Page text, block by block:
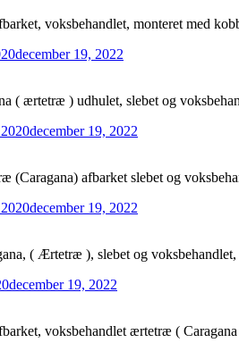
voksbehandlet, monteret med
december 19, 2022
( ærtetræ ) udhulet, slebet og
december 19, 2022
(Caragana) afbarket slebet og
december 19, 2022
( Ærtetræ ), slebet og
december 19, 2022
voksbehandlet ærtetræ (